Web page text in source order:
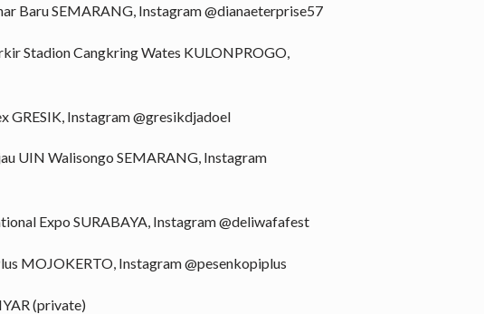
Baru SEMARANG, Instagram @dianaeterprise57
Stadion Cangkring Wates KULONPROGO,
GRESIK, Instagram @gresikdjadoel
UIN Walisongo SEMARANG, Instagram
Expo SURABAYA, Instagram @deliwafafest
MOJOKERTO, Instagram @pesenkopiplus
(private)